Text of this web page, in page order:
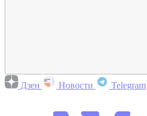
Дзен Новости Telegram